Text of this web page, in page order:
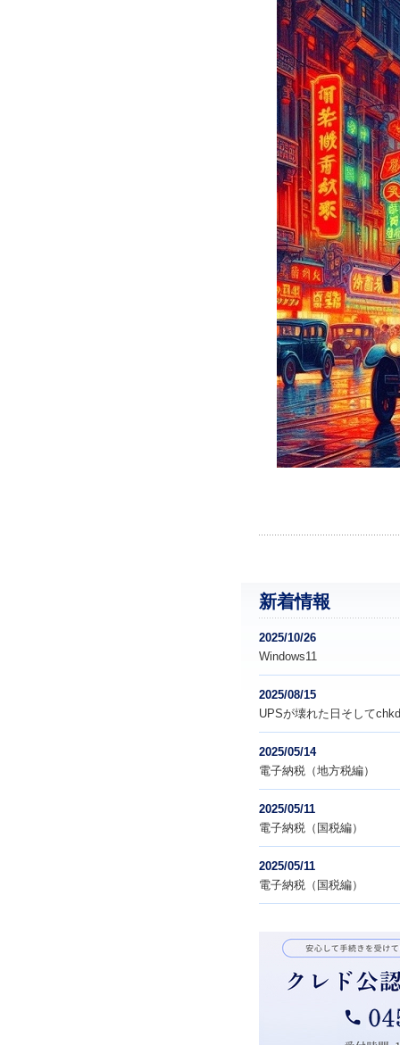
新着情報
2025/10/26
Windows11
2025/08/15
UPSが壊れた日そして
2025/05/14
電子納税（地方税編）
2025/05/11
電子納税（国税編）
2025/05/11
電子納税（国税編）